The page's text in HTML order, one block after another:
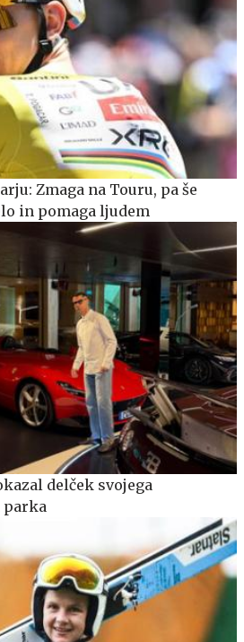
Zmaga na Touru, pa še
in pomaga ljudem
delček svojega
parka